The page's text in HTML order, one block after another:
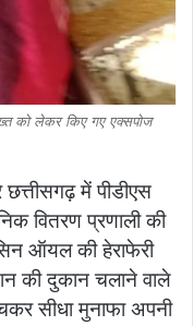
को लेकर किए गए एक्सपोज
में पीडीएस
वितरण प्रणाली की
ऑयल की हेराफेरी
की दुकान चलाने वाले
सीधा मुनाफा अपनी